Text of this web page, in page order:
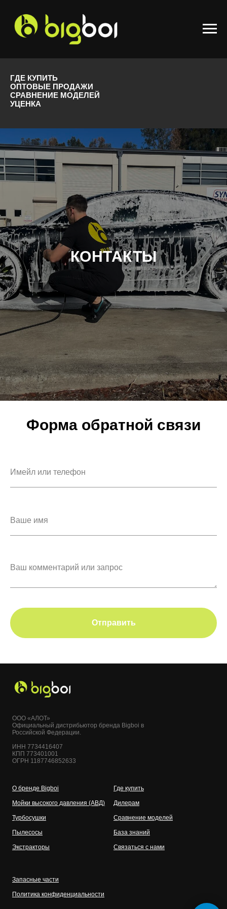
ГДЕ КУПИТЬ
ОПТОВЫЕ ПРОДАЖИ
СРАВНЕНИЕ МОДЕЛЕЙ
УЦЕНКА
КОНТАКТЫ
Форма обратной связи
Отправить
ООО «АЛОТ»
Официальный дистрибьютор бренда Bigboi в
Российской Федерации.
ИНН 7734416407
КПП 773401001
ОГРН 1187746852633
О бренде Bigboi
Мойки высокого давления (АВД)
Турбосушки
Пылесосы
Экстракторы
Где купить
Дилерам
Сравнение моделей
База знаний
Связаться с нами
Запасные части
Политика конфиденциальности